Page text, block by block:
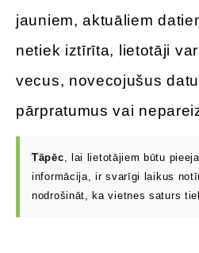
jauniem, aktuāliem
netiek iztīrīta, lietotāji
vecus, novecojušus
pārpratumus vai
Tāpēc, lai lietotājiem būtu
informācija, ir svarīgi laikus
nodrošināt, ka vietnes saturs